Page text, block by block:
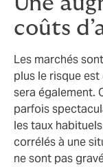
coûts
Les marchés
plus le risque est
sera également.
parfois
les taux
corrélés à une
ne sont pas